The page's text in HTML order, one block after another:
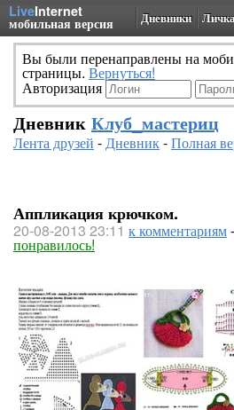
LiveInternet
мобильная версия Дневники
Вы были перенаправлены на
страницы. Вернуться!
Авторизация
Дневник Клуб_мастериц
Лента друзей -Дневник-Полная
Аппликация крючком.
20-08-2013 23:11 к комментариям-
понравилось!